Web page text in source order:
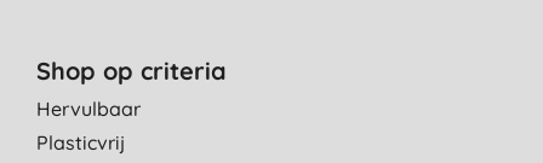
Shop op criteria
Hervulbaar
Plasticvrij